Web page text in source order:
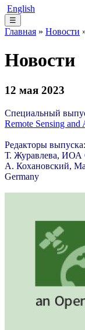
English
☰
Главная » Новости
Новости
12 мая 2023
Специальный
Remote Sensing and
Редакторы выпуска:
Т. Журавлева, ИОА
А. Кохановский,
Germany